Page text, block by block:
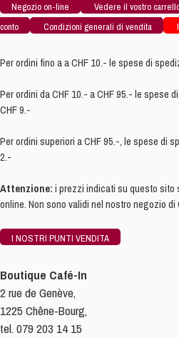
Negozio on-line Vedere il vostro
conto
Condizioni generali di vendita
Per ordini fino a a CHF 10.- le spese di
Per ordini da CHF 10.- a CHF 95.- le spese
CHF 9.-
Per ordini superiori a CHF 95.-, le spese di
2.-
Attenzione: i prezzi indicati su questo sito
online. Non sono validi nel nostro negozio
I NOSTRI PUNTI VENDITA
Boutique Café-In
2 rue de Genève,
1225 Chêne-Bourg,
tel. 079 203 14 15